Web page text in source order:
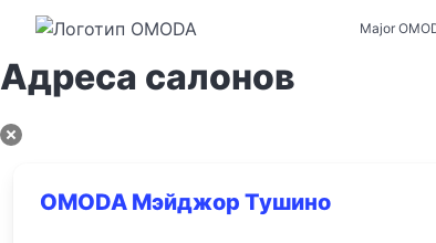
Major
Адреса салонов
OMODA Мэйджор Тушино